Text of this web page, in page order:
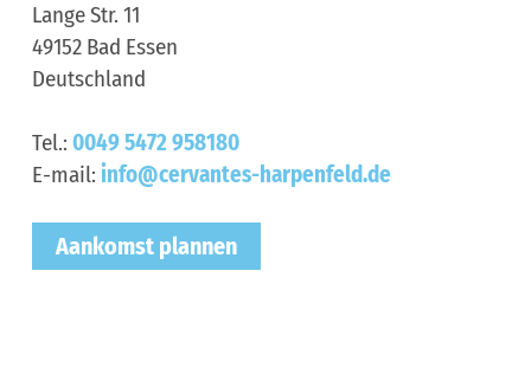
Lange Str. 11
49152 Bad Essen
Deutschland
Tel.: 0049 5472 958180
E-mail: info@cervantes-harpenfeld.de
Aankomst plannen